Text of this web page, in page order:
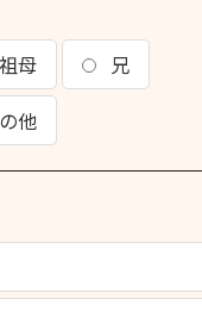
祖母
兄
他